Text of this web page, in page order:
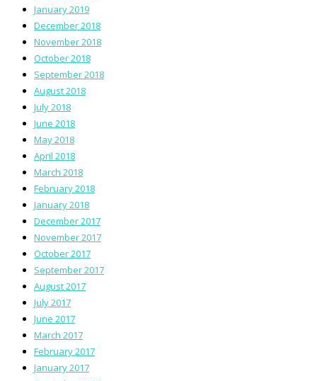
January 2019
December 2018
November 2018
October 2018
September 2018
August 2018
July 2018
June 2018
May 2018
April 2018
March 2018
February 2018
January 2018
December 2017
November 2017
October 2017
September 2017
August 2017
July 2017
June 2017
March 2017
February 2017
January 2017